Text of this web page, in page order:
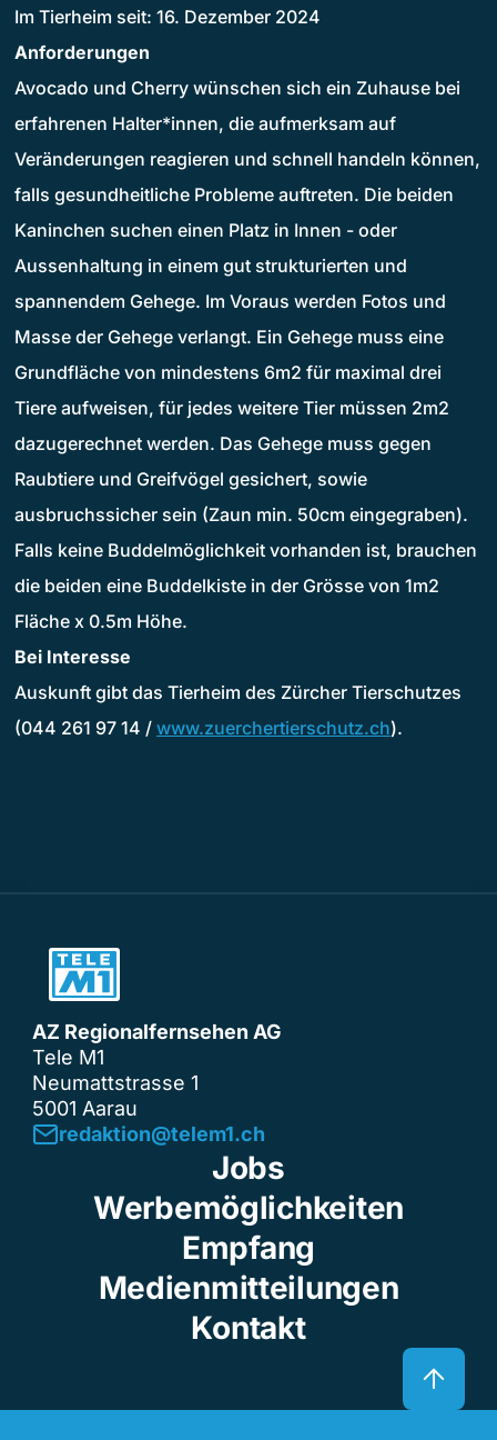
Im Tierheim seit: 16. Dezember 2024
Anforderungen
Avocado und Cherry wünschen sich ein Zuhause bei
erfahrenen Halter*innen, die aufmerksam auf
Veränderungen reagieren und schnell handeln können,
falls gesundheitliche Probleme auftreten. Die beiden
Kaninchen suchen einen Platz in Innen - oder
Aussenhaltung in einem gut strukturierten und
spannendem Gehege. Im Voraus werden Fotos und
Masse der Gehege verlangt. Ein Gehege muss eine
Grundfläche von mindestens 6m2 für maximal drei
Tiere aufweisen, für jedes weitere Tier müssen 2m2
dazugerechnet werden. Das Gehege muss gegen
Raubtiere und Greifvögel gesichert, sowie
ausbruchssicher sein (Zaun min. 50cm eingegraben).
Falls keine Buddelmöglichkeit vorhanden ist, brauchen
die beiden eine Buddelkiste in der Grösse von 1m2
Fläche x 0.5m Höhe.
Bei Interesse
Auskunft gibt das Tierheim des Zürcher Tierschutzes
(044 261 97 14 / www.zuerchertierschutz.ch).
AZ Regionalfernsehen AG
Tele M1
Neumattstrasse 1
5001 Aarau
redaktion@telem1.ch
Jobs
Werbemöglichkeiten
Empfang
Medienmitteilungen
Kontakt